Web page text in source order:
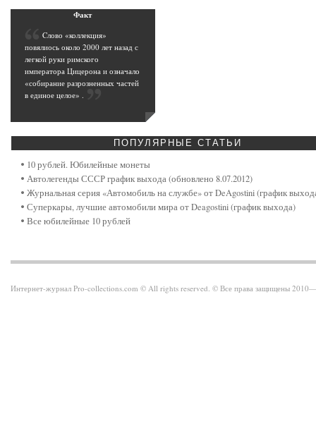
Факт
Cлово «коллекция»
повялиось около 2000 лет назад с
легкой руки римского
императора Цицерона и означало
«собирание разрозненных частей
в единое целое» .
ПОПУЛЯРНЫЕ СТАТЬИ
10 рублей. Юбилейные монеты
Автолегенды СССР график выхода (обновлено 8.07.2012)
Журнальная серия «Автомобиль на службе» от DeAgostini (график
Суперкары, лучшие автомобили мира от Deagostini (график выхода)
Все юбилейные 10 рублей
Интернет-журнал Pro-collections.com © All rights reserved. © Все права защищены